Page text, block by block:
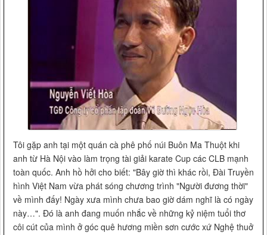
Tôi gặp anh tại một quán cà phê phố núi Buôn Ma Thuột khi
anh từ Hà Nội vào làm trọng tài giải karate Cup các CLB mạnh
toàn quốc. Anh hồ hởi cho biết: "Bây giờ thì khác rồi, Đài Truyền
hình Việt Nam vừa phát sóng chương trình "Người đương thời"
về mình đấy! Ngày xưa mình chưa bao giờ dám nghĩ là có ngày
này…". Đó là anh đang muốn nhắc về những kỷ niệm tuổi thơ
côi cút của mình ở góc quê hương miền sơn cước xứ Nghệ thuở